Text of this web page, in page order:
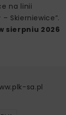
na linii
Skierniewice”.
sierpniu 2026
sa.pl